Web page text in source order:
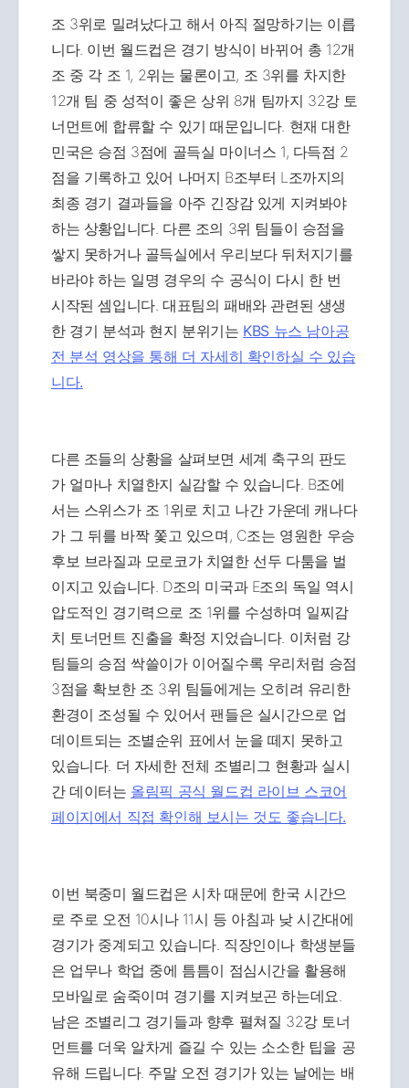
조 3위로 밀려났다고 해서 아직 절망하기는 이릅
니다. 이번 월드컵은 경기 방식이 바뀌어 총 12개
조 중 각 조 1, 2위는 물론이고, 조 3위를 차지한
12개 팀 중 성적이 좋은 상위 8개 팀까지 32강 토
너먼트에 합류할 수 있기 때문입니다. 현재 대한
민국은 승점 3점에 골득실 마이너스 1, 다득점 2
점을 기록하고 있어 나머지 B조부터 L조까지의
최종 경기 결과들을 아주 긴장감 있게 지켜봐야
하는 상황입니다. 다른 조의 3위 팀들이 승점을
쌓지 못하거나 골득실에서 우리보다 뒤처지기를
바라야 하는 일명 경우의 수 공식이 다시 한 번
시작된 셈입니다. 대표팀의 패배와 관련된 생생
한 경기 분석과 현지 분위기는 KBS 뉴스 남아공
전 분석 영상을 통해 더 자세히 확인하실 수 있습
니다.
다른 조들의 상황을 살펴보면 세계 축구의 판도
가 얼마나 치열한지 실감할 수 있습니다. B조에
서는 스위스가 조 1위로 치고 나간 가운데 캐나다
가 그 뒤를 바짝 쫓고 있으며, C조는 영원한 우승
후보 브라질과 모로코가 치열한 선두 다툼을 벌
이지고 있습니다. D조의 미국과 E조의 독일 역시
압도적인 경기력으로 조 1위를 수성하며 일찌감
치 토너먼트 진출을 확정 지었습니다. 이처럼 강
팀들의 승점 싹쓸이가 이어질수록 우리처럼 승점
3점을 확보한 조 3위 팀들에게는 오히려 유리한
환경이 조성될 수 있어서 팬들은 실시간으로 업
데이트되는 조별순위 표에서 눈을 떼지 못하고
있습니다. 더 자세한 전체 조별리그 현황과 실시
간 데이터는 올림픽 공식 월드컵 라이브 스코어
페이지에서 직접 확인해 보시는 것도 좋습니다.
이번 북중미 월드컵은 시차 때문에 한국 시간으
로 주로 오전 10시나 11시 등 아침과 낮 시간대에
경기가 중계되고 있습니다. 직장인이나 학생분들
은 업무나 학업 중에 틈틈이 점심시간을 활용해
모바일로 숨죽이며 경기를 지켜보곤 하는데요.
남은 조별리그 경기들과 향후 펼쳐질 32강 토너
먼트를 더욱 알차게 즐길 수 있는 소소한 팁을 공
유해 드립니다. 주말 오전 경기가 있는 날에는 배